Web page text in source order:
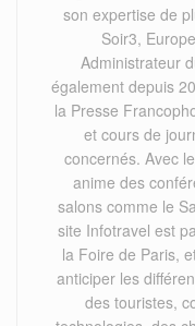
son expertise de
Soir3,
Administrateur
également depuis
la Presse
et cours de
concernés. Avec
anime des
salons comme le
site Infotravel est
la Foire de Paris,
anticiper les
des touristes,